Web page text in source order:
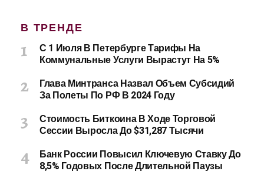
В ТРЕНДЕ
С 1 Июля В Петербурге Тарифы На
Коммунальные Услуги Вырастут На 5%
Глава Минтранса Назвал Объем Субсидий
За Полеты По РФ В 2024 Году
Стоимость Биткоина В Ходе Торговой
Сессии Выросла До $31,287 Тысячи
Банк России Повысил Ключевую Ставку До
8,5% Годовых После Длительной Паузы